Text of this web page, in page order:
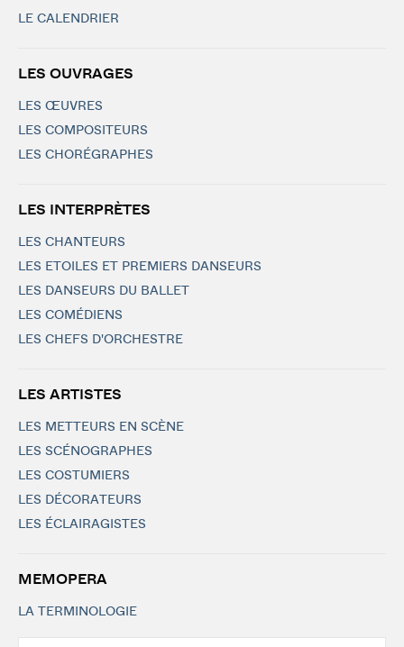
LE CALENDRIER
LES OUVRAGES
LES ŒUVRES
LES COMPOSITEURS
LES CHORÉGRAPHES
LES INTERPRÈTES
LES CHANTEURS
LES ETOILES ET PREMIERS DANSEURS
LES DANSEURS DU BALLET
LES COMÉDIENS
LES CHEFS D'ORCHESTRE
LES ARTISTES
LES METTEURS EN SCÈNE
LES SCÉNOGRAPHES
LES COSTUMIERS
LES DÉCORATEURS
LES ÉCLAIRAGISTES
MEMOPERA
LA TERMINOLOGIE